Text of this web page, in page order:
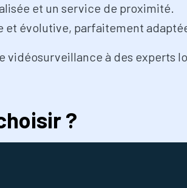
et un service de proximité.
et évolutive, parfaitement
vidéosurveillance à des experts
?